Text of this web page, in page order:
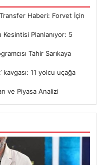
Kesintisi Planlanıyor: 5
Tahir Sarıkaya
11 yolcu uçağa
ve Piyasa Analizi